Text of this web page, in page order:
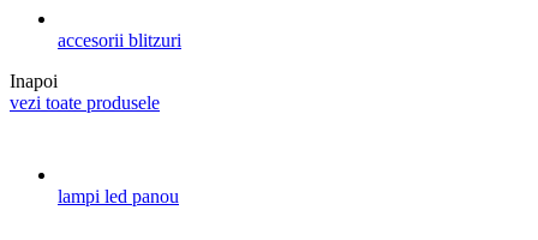
accesorii blitzuri
Inapoi
vezi toate produsele
lampi led panou